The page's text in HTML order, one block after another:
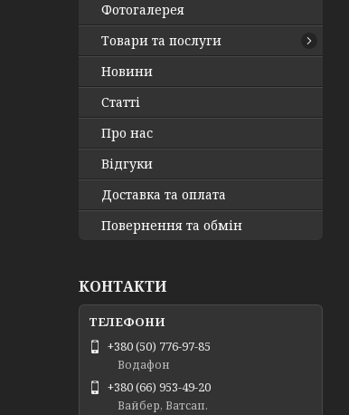
Фотогалерея
Товари та послуги
Новини
Статті
Про нас
Відгуки
Доставка та оплата
Повернення та обмін
КОНТАКТИ
+380 (50) 776-97-85
Водафон
+380 (66) 953-49-20
Вайбер, Ватсап.